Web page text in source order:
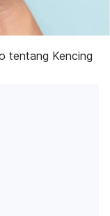
tentang Kencing